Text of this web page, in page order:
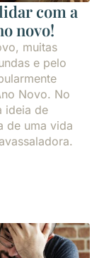
com a
novo!
muitas
e pelo
Novo. No
ideia de
de uma vida